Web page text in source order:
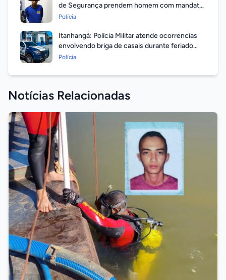
de Segurança prendem homem com mandato
em aberto por homicídio
Polícia
Itanhangá: Polícia Militar atende ocorrencias
envolvendo briga de casais durante feriado
prolongado
Polícia
Notícias Relacionadas